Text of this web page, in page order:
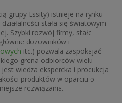
grupy Essity) istnieje na rynku
stała się światowym
Szybki rozwój firmy, stałe
dozowników i
itd.) pozwala zaspokajać
grona odbiorców wielu
wiedza ekspercka i produkcja
produktów w oparciu o
rozwiązania.